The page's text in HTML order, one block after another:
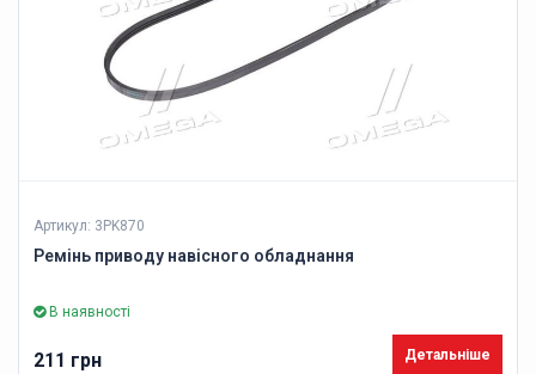
Артикул: 3PK870
Ремінь приводу навісного обладнання
В наявності
211 грн Детальніше